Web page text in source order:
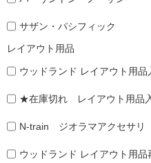
サザン・パシフィック
レイアウト用品
ウッドランド レイアウト用品
★在庫切れ レイアウト用品
N-train ジオラマアクセサリ
ウッドランド レイアウト用品